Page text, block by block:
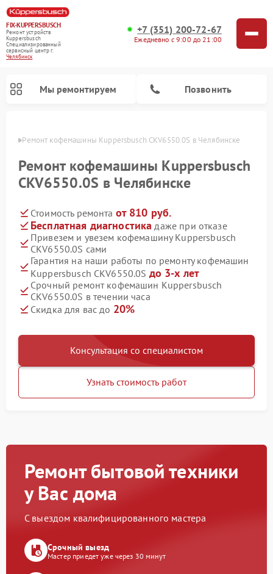
FIX-KUPPERSBUSCH
Ремонт устройств
Kuppersbusch
Специализированный
cервисный центр г.
Челябинск
+7 (351) 200-72-67
Ежедневно с 9:00 до 21:00
Мы ремонтируем Позвонить
Ремонт кофемашины Kuppersbusch CKV6550.0S в Челябинске
Ремонт кофемашины Kuppersbusch
CKV6550.0S в Челябинске
Стоимость ремонта от 810 руб.
Бесплатная диагностика даже при отказе
Привезем и увезем кофемашину Kuppersbusch
CKV6550.0S сами
Гарантия на наши работы по ремонту кофемашин
Kuppersbusch CKV6550.0S до 3-х лет
Срочный ремонт кофемашин Kuppersbusch
CKV6550.0S в течении часа
Скидка для вас до 20%
Консультация со специалистом
Узнать стоимость работ
Ремонт бытовой техники
у Вас дома
С выездом квалифицированного мастера
Срочный выезд
Мастер приедет уже через 30 минут